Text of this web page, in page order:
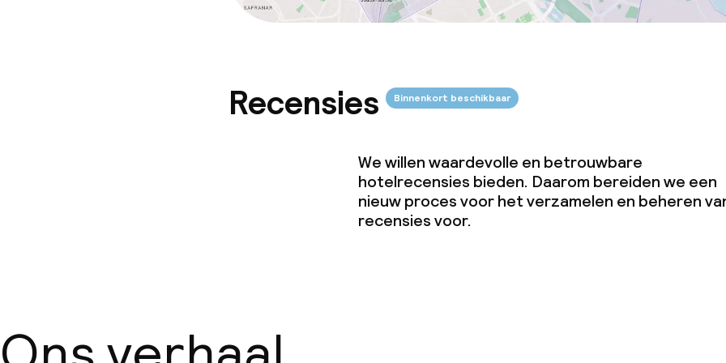
Recensies Binnenkort beschikbaar
We willen waardevolle en betrouwbare
hotelrecensies bieden. Daarom bereiden we een
nieuw proces voor het verzamelen en beheren
recensies voor.